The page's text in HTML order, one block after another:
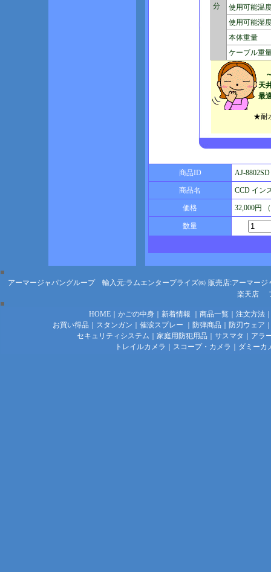
分
使用可能温
使用可能湿
本体重量
ケーブル重
天
最
★耐
商品ID AJ-8802SD
商品名 CCD イン
価格 32,000円
数量
アーマージャパングループ 輸入元:ラムエンタープライズ㈱ 販売店:アーマージ
楽天店
HOME｜ かごの中身｜ 新着情報 商品一覧｜ 注文方法
お買い得品
スタンガン 催涙スプレー 防弾商品 防刃ウェア
セキュリティシステム
家庭用防犯用品 サスマタ
アラ
トレイルカメラ
スコープ・カメラ ダミーカ